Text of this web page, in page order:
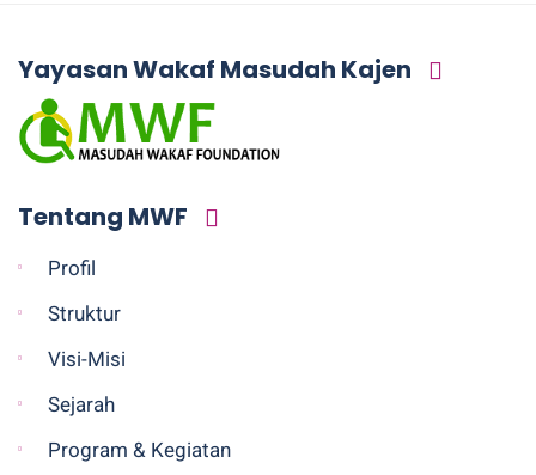
Yayasan Wakaf Masudah Kajen
Tentang MWF
Profil
Struktur
Visi-Misi
Sejarah
Program & Kegiatan